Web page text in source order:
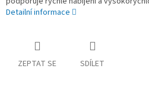
Detailní informace
ZEPTAT SE SDÍLET